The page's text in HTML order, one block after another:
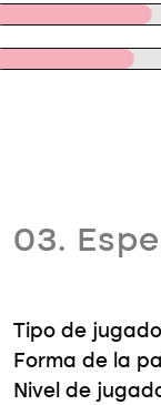
03.
Tipo de
Forma de la
Nivel de